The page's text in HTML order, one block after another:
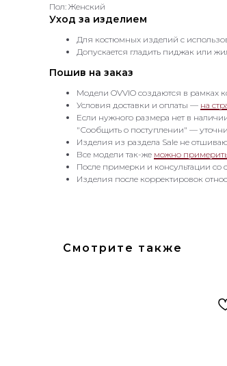
Пол: Женский
Уход за изделием
Для костюмных изделий с
Допускается гладить пиджак или
Пошив на заказ
Модели OVVIO создаются в рамках
Условия доставки и оплаты — на
Если нужного размера нет в
"Сообщить о поступлении" —
Изделия из раздела Sale не
Все модели так-же можно
После примерки и консультации со
Изделия после корректировок
Смотрите также